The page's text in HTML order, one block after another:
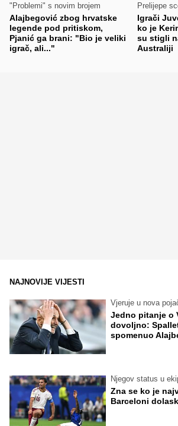
"Problemi" s novim brojem
Alajbegović zbog hrvatske
legende pod pritiskom,
Pjanić ga brani: "Bio je veliki
igrač, ali..."
Prelijepe
Igrači
ko je
su stigli
Australiji
NAJNOVIJE VIJESTI
Vjeruje u nova
Jedno pitanje o
dovoljno:
spomenuo
Njegov status u
Zna se ko je
Barceloni